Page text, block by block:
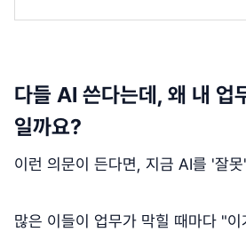
다들 AI 쓴다는데, 왜 내 업
일까요?
이런 의문이 든다면, 지금 AI를 '잘
많은 이들이 업무가 막힐 때마다 "